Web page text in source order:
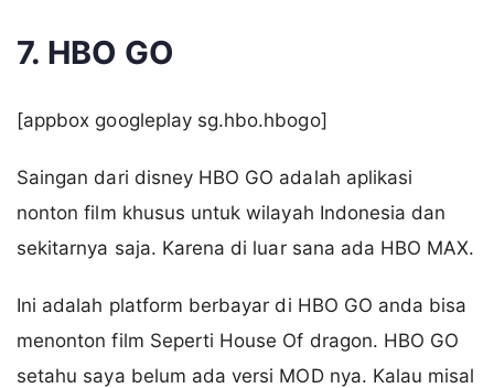
7. HBO GO
[appbox googleplay sg.hbo.hbogo]
Saingan dari disney HBO GO adalah aplikasi
nonton film khusus untuk wilayah Indonesia dan
sekitarnya saja. Karena di luar sana ada HBO MAX.
Ini adalah platform berbayar di HBO GO anda bisa
menonton film Seperti House Of dragon. HBO GO
setahu saya belum ada versi MOD nya. Kalau misal